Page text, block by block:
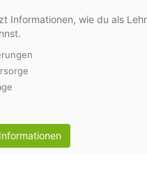
Informationen, wie du als